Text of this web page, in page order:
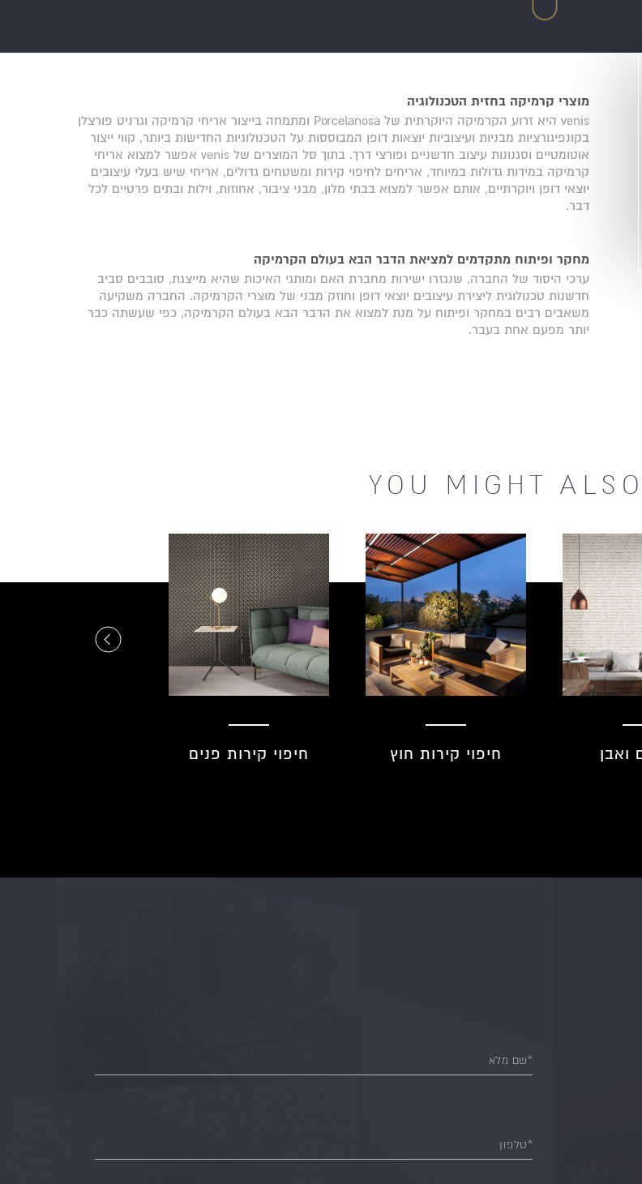
מוצרי קרמיקה בחזית הטכנולוגיה
venis היא זרוע הקרמיקה היוקרתית של Porcelanosa ומתמחה בייצור אריחי קרמיקה וגרניט פורצלן
בקונפיגורציות מבניות ועיצוביות יוצאות דופן המבוססות על הטכנולוגיות החדישות ביותר, קווי ייצור
אוטומטיים וסגנונות עיצוב חדשניים ופורצי דרך. בתוך סל המוצרים של venis אפשר למצוא אריחי
קרמיקה במידות גדולות במיוחד, אריחים לחיפוי קירות ומשטחים גדולים, אריחי שיש בעלי עיצובים
יוצאי דופן ויוקרתיים, אותם אפשר למצוא בבתי מלון, מבני ציבור, אחוזות, וילות ובתים פרטיים לכל
דבר.
מחקר ופיתוח מתקדמים למציאת הדבר הבא בעולם הקרמיקה
ערכי היסוד של החברה, שנגזרו ישירות מחברת האם ומותגי האיכות שהיא מייצגת, סובבים סביב
חדשנות טכנולוגית ליצירת עיצובים יוצאי דופן וחוזק מבני של מוצרי הקרמיקה. החברה משקיעה
משאבים רבים במחקר ופיתוח על מנת למצוא את הדבר הבא בעולם הקרמיקה, כפי שעשתה כבר
יותר מפעם אחת בעבר.
YOU MIGHT
חוץ חיפוי קירות פנים חיפוי קירות אמבטיה
*שם מלא
*טלפון